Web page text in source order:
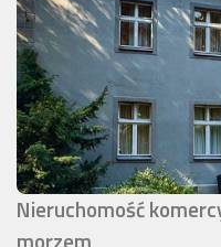
Nieruchomość